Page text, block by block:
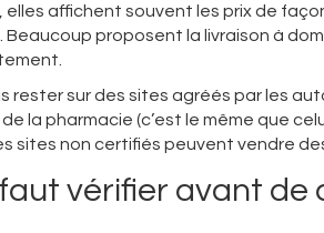
elles affichent souvent les prix de
Beaucoup proposent la livraison à
rester sur des sites agréés par les
la pharmacie (c’est le même que
sites non certifiés peuvent vendre
faut vérifier avant